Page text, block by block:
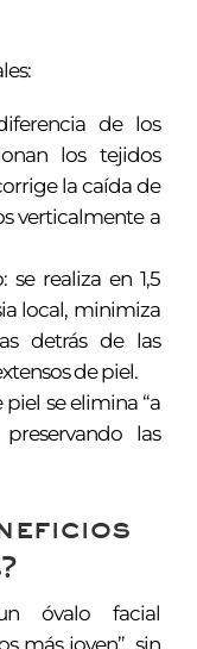
de los
los tejidos
la caída de
verticalmente a
realiza en 1,5
local, minimiza
detrás de las
de piel.
piel se elimina “a
las
óvalo facial
más joven”, sin